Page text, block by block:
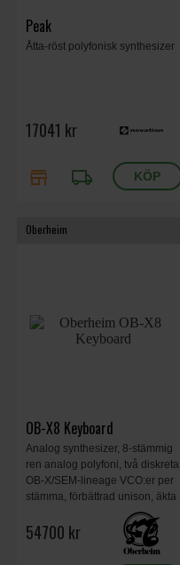
Peak
Åtta-röst polyfonisk synthesizer
17041 kr
store local_shipping
Oberheim
OB-X8 Keyboard
Analog synthesizer, 8-stämmig
ren analog polyfoni, två diskreta
OB-X/SEM-lineage VCO:er per
stämma, förbättrad unison, äkta
Curtis-filter, ytterligare SEM-
filterlägen, programmerbar
panorering per stämma, 120,9 x
54700 kr